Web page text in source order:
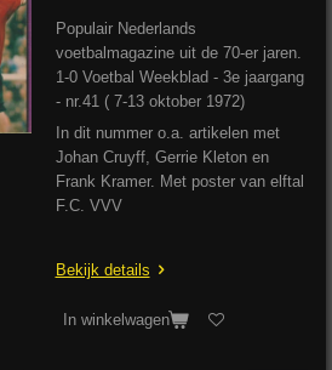
Populair Nederlands
voetbalmagazine uit de 70-er jaren.
1-0 Voetbal Weekblad - 3e jaargang
- nr.41 ( 7-13 oktober 1972)
In dit nummer o.a. artikelen met
Johan Cruyff, Gerrie Kleton en
Frank Kramer. Met poster van elftal
F.C. VVV
Bekijk details
In winkelwagen